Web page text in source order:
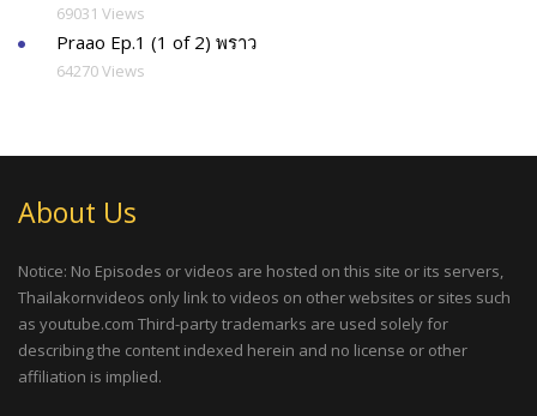
69031 Views
Praao Ep.1 (1 of 2) พราว
64270 Views
About Us
Notice: No Episodes or videos are hosted on this site or its servers,
Thailakornvideos only link to videos on other websites or sites such
as youtube.com Third-party trademarks are used solely for
describing the content indexed herein and no license or other
affiliation is implied.